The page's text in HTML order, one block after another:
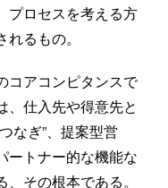
プロセスを考える方
るもの。
コアコンピタンスで
、仕入先や得意先と
なぎ”、提案型営
ートナー的な機能な
その根本である。